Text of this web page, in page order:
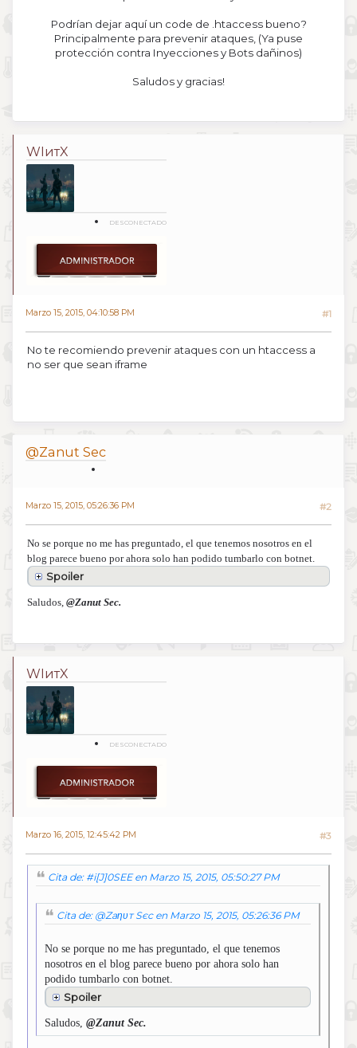
Podrían dejar aquí un code de .htaccess bueno?
Principalmente para prevenir ataques, (Ya puse
protección contra Inyecciones y Bots dañinos)
Saludos y gracias!
WIитX
DESCONECTADO
Marzo 15, 2015, 04:10:58 PM #1
No te recomiendo prevenir ataques con un htaccess a
no ser que sean iframe
@Zanut Sec
Marzo 15, 2015, 05:26:36 PM #2
No se porque no me has preguntado, el que tenemos nosotros en el
blog parece bueno por ahora solo han podido tumbarlo con botnet.
Spoiler
Saludos, @Zanut Sec.
WIитX
DESCONECTADO
Marzo 16, 2015, 12:45:42 PM #3
Cita de: #i[J]0SEE en Marzo 15, 2015, 05:50:27 PM
Cita de: @Zaηυт Sєc en Marzo 15, 2015, 05:26:36 PM
No se porque no me has preguntado, el que tenemos
nosotros en el blog parece bueno por ahora solo han
podido tumbarlo con botnet.
Spoiler
Saludos, @Zanut Sec.